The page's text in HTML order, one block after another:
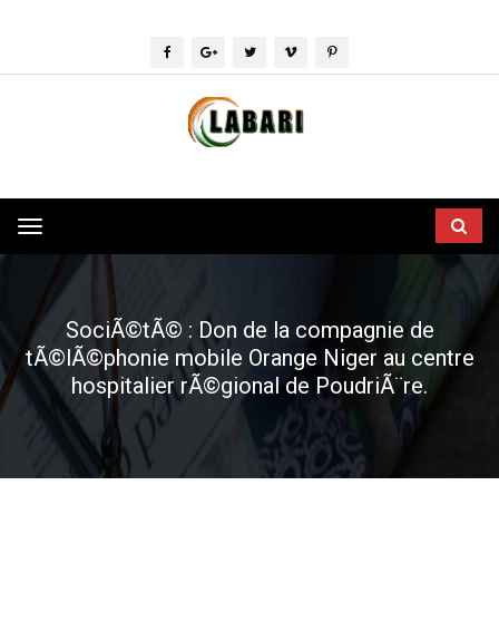
Toggle
navigation
SociÃ©tÃ© : Don de la compagnie de
tÃ©lÃ©phonie mobile Orange Niger au centre
hospitalier rÃ©gional de PoudriÃ¨re.